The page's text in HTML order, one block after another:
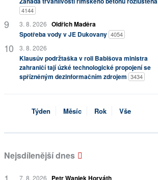
4144
3. 8. 2026 Oldřich Maděra
Spotřeba vody v JE Dukovany 4054
3. 8. 2026
Klausův podržtaška v roli Babišova ministra
zahraničí tají úzké technologické propojení se
spřízněným dezinformačním zdrojem 3434
Týden Měsíc Rok Vše
Nejsdílenější dnes
7. 8. 2026 Petr Waniek Horváth